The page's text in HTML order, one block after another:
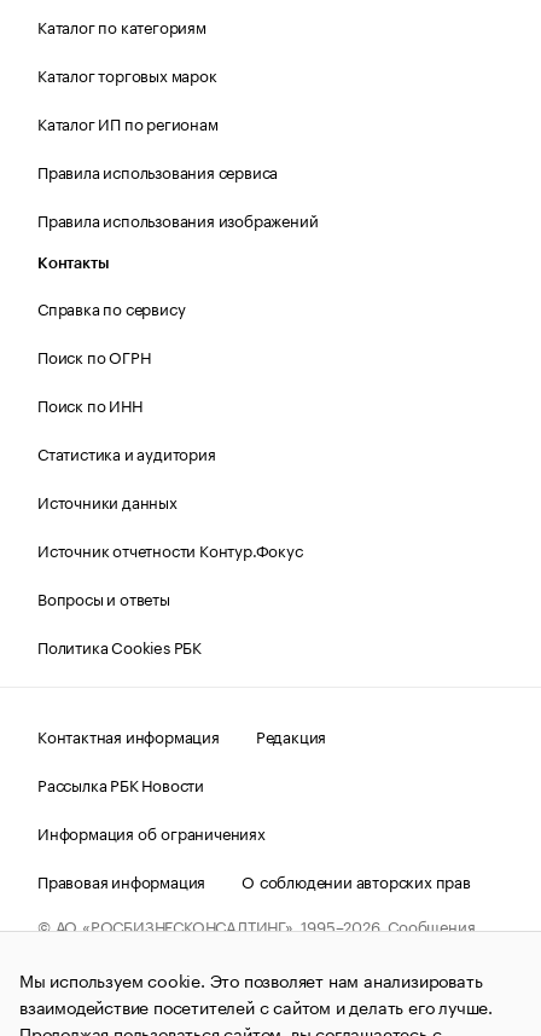
Каталог по категориям
Каталог торговых марок
Каталог ИП по регионам
Правила использования сервиса
Правила использования изображений
Контакты
Справка по сервису
Поиск по ОГРН
Поиск по ИНН
Статистика и аудитория
Источники данных
Источник отчетности Контур.Фокус
Вопросы и ответы
Политика Cookies РБК
Контактная информация
Редакция
Рассылка РБК Новости
Информация об ограничениях
Правовая информация
О соблюдении авторских прав
© АО «РОСБИЗНЕСКОНСАЛТИНГ»,1995–2026.Сообщения
связи, информационных технологий и массовых
коммуникаций (Роскомнадзор) 09.12.2015 за номером ИА
№ФС77-63848) сопровождаются пометкой «РБК». Отдельные
Мы используем cookie. Это позволяет нам анализировать
взаимодействие посетителей с сайтом и делать его лучше.